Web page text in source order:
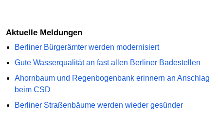
Aktuelle Meldungen
Berliner Bürgerämter werden modernisiert
Gute Wasserqualität an fast allen Berliner Badestellen
Ahornbaum und Regenbogenbank erinnern an Anschlag
beim CSD
Berliner Straßenbäume werden wieder gesünder